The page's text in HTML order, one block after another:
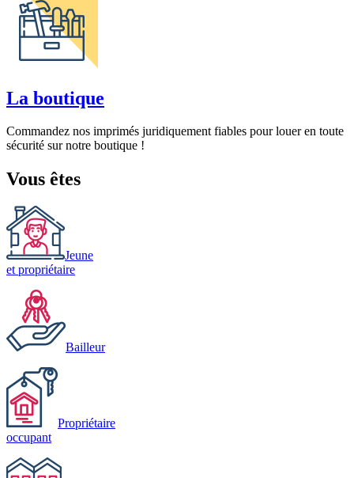
La boutique
Commandez nos imprimés juridiquement fiables pour louer en toute
sécurité sur notre boutique !
Vous êtes
Jeune
et propriétaire
Bailleur
Propriétaire
occupant